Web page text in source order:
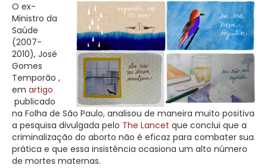
O ex-
Ministro da
Saúde
(2007-
2010), José
Gomes
Temporão ,
em artigo
publicado
na Folha de São Paulo, analisou de maneira muito positiva
a pesquisa divulgada pelo The Lancet que conclui que a
criminalização do aborto não é eficaz para combater sua
prática e que essa insistência ocasiona um alto número
de mortes maternas.